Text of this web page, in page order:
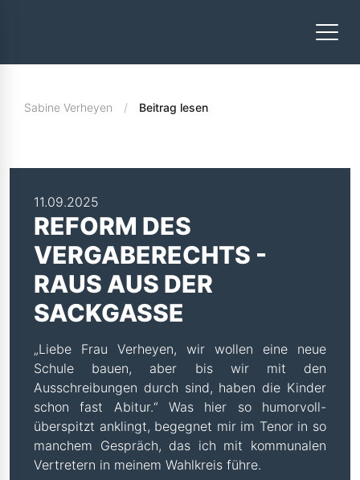
Sabine Verheyen Beitrag lesen
11.09.2025
REFORM DES
VERGABERECHTS -
RAUS AUS DER
SACKGASSE
„Liebe Frau Verheyen, wir wollen eine neue
Schule bauen, aber bis wir mit den
Ausschreibungen durch sind, haben die Kinder
schon fast Abitur.“ Was hier so humorvoll-
überspitzt anklingt, begegnet mir im Tenor in so
manchem Gespräch, das ich mit kommunalen
Vertretern in meinem Wahlkreis führe.